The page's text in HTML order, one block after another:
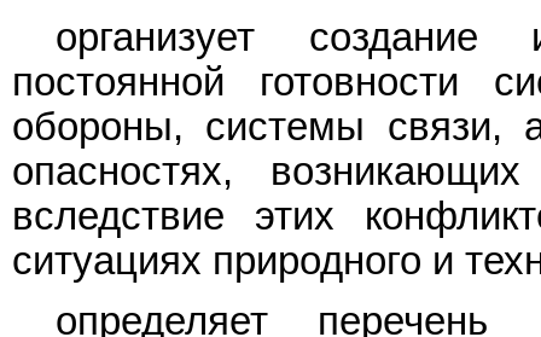
организует
постоянной готовности
обороны, системы связи,
опасностях,
вследствие этих
ситуациях природного и
определяет перечень